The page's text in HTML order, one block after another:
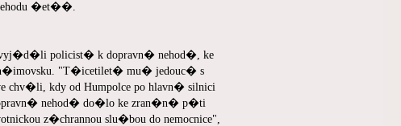
�et��.
policist� k dopravn� nehod�, ke
"T�icetilet� mu� jedouc� s
chv�li, kdy od Humpolce po hlavn� silnici
nehod� do�lo ke zran�n� p�ti
z�chrannou slu�bou do nemocnice",